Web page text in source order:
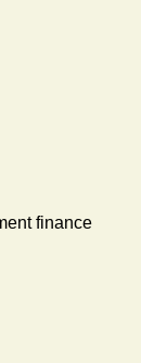
finance